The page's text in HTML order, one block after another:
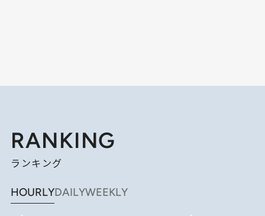
RANKING
ランキング
HOURLYDAILYWEEKLY